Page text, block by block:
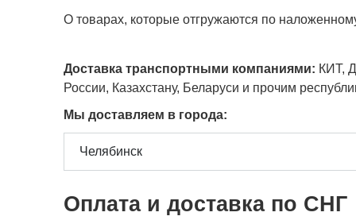
О товарах, которые отгружаются по
Доставка транспортными компаниями: КИТ,
России, Казахстану, Беларуси и прочим
Мы доставляем в города:
Оплата и доставка по СНГ